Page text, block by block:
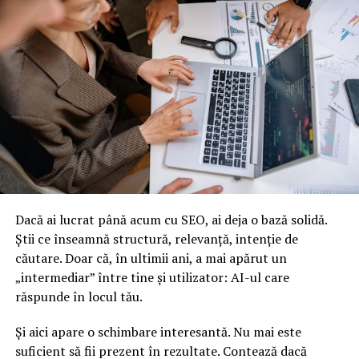
– Paraziti: Trichomoniaza este o ITS cauzata de un
parazit unicelular numit Trichomonas vaginalis.
Factorii de risc pentru BTS
Exista mai multi factori de risc care cresc probabilitatea
de a contracta o BTS:
– Contact sexual neprotejat: Lipsa utilizarii corecte a
prezervativelor creste riscul de transmitere a BTS.
– Numarul de parteneri sexuali: Cu cat aveti mai multi
parteneri sexuali, cu atat creste riscul de infectare.
– Istoricul anterior de BTS: Ati avut o BTS in trecut?
Riscul de reinfectare sau de contractare a altor boli
creste.
– Utilizarea de droguri injectabile: Folosirea de ace si
seringi comune poate duce la transmiterea HIV sau a
Dacă ai lucrat până acum cu SEO, ai deja o bază solidă.
Știi ce înseamnă structură, relevanță, intenție de
căutare. Doar că, în ultimii ani, a mai apărut un
„intermediar” între tine și utilizator: AI-ul care
răspunde în locul tău.
Și aici apare o schimbare interesantă. Nu mai este
suficient să fii prezent în rezultate. Contează dacă